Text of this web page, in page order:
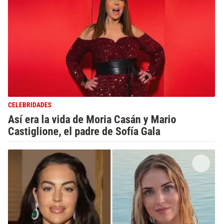
CELEBRIDADES
Así era la vida de Moria Casán y Mario
Castiglione, el padre de Sofía Gala